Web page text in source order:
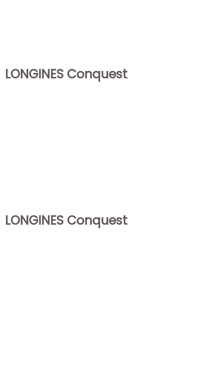
LONGINES Conquest
LONGINES Conquest